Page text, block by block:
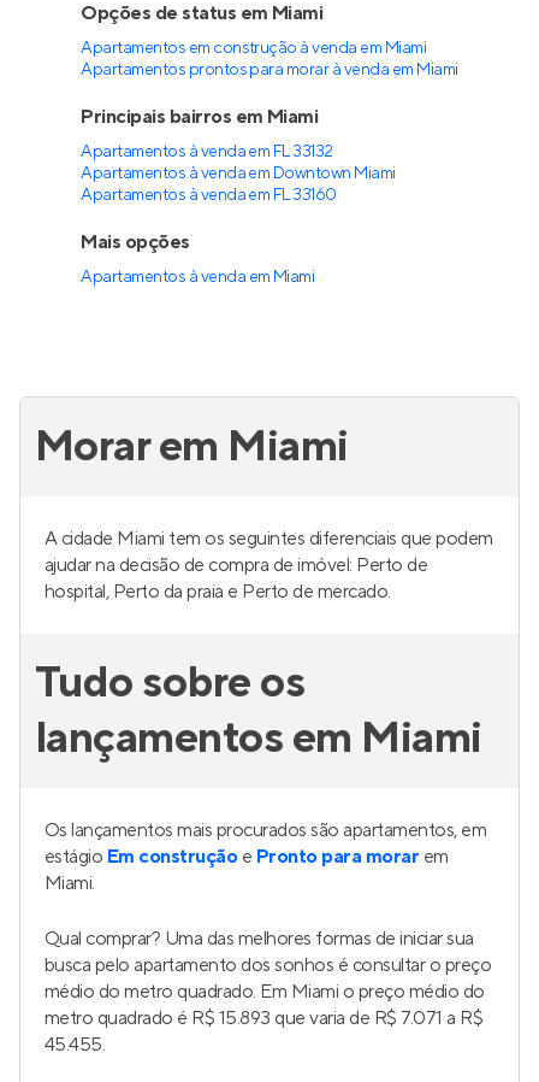
Opções de status em Miami
Apartamentos em construção à venda em Miami
Apartamentos prontos para morar à venda em Miami
Principais bairros em Miami
Apartamentos à venda em FL 33132
Apartamentos à venda em Downtown Miami
Apartamentos à venda em FL 33160
Mais opções
Apartamentos à venda em Miami
Morar em Miami
A cidade Miami tem os seguintes diferenciais que podem
ajudar na decisão de compra de imóvel: Perto de
hospital, Perto da praia e Perto de mercado.
Tudo sobre os
lançamentos em Miami
Os lançamentos mais procurados são apartamentos, em
estágio Em construçãoe Pronto para morar em
Miami.
Qual comprar? Uma das melhores formas de iniciar sua
busca pelo apartamento dos sonhos é consultar o preço
médio do metro quadrado. Em Miami o preço médio do
metro quadrado é R$ 15.893 que varia de R$ 7.071 a R$
45.455.